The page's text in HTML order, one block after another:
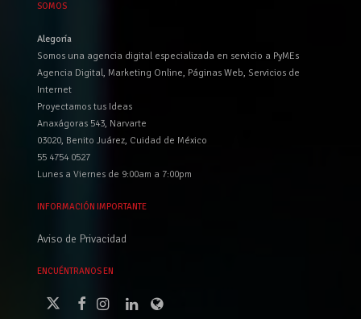
SOMOS
Alegoría
Somos una agencia digital especializada en servicio a PyMEs
Agencia Digital, Marketing Online, Páginas Web, Servicios de
Internet
Proyectamos tus Ideas
Anaxágoras 543, Narvarte
03020, Benito Juárez, Cuidad de México
55 4754 0527
Lunes a Viernes de 9:00am a 7:00pm
INFORMACIÓN IMPORTANTE
Aviso de Privacidad
ENCUÉNTRANOS EN